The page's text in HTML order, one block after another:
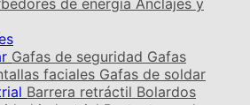
de energía Anclajes y
Gafas de seguridad Gafas
faciales Gafas de soldar
Barrera retráctil Bolardos